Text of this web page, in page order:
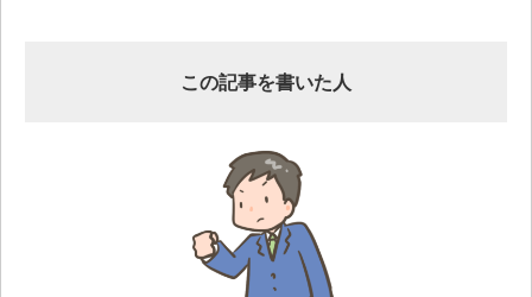
この記事を書いた人